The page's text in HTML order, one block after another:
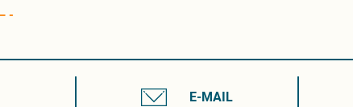
E-MAIL